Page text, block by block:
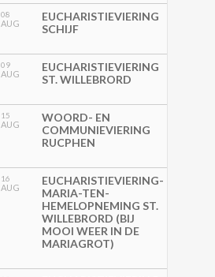
08
AUG
EUCHARISTIEVIERING
SCHIJF
09
AUG
EUCHARISTIEVIERING
ST. WILLEBRORD
15
AUG
WOORD- EN
COMMUNIEVIERING
RUCPHEN
16
AUG
EUCHARISTIEVIERING-
MARIA-TEN-
HEMELOPNEMING ST.
WILLEBRORD (BIJ
MOOI WEER IN DE
MARIAGROT)